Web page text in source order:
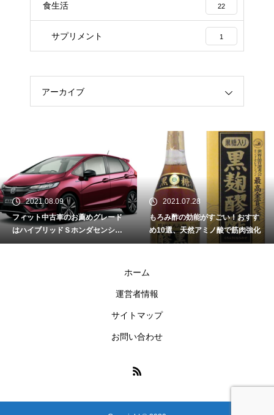
食生活 22
サプリメント 1
アーカイブ
2021.08.09
フィット中古車のお薦めグレード
はハイブリッドＳホンダセンシン
グできまり！
2021.07.28
もろみ酢の効能がすごい！おすす
め10選、天然アミノ酸で筋肉強化
ホーム
運営者情報
サイトマップ
お問い合わせ